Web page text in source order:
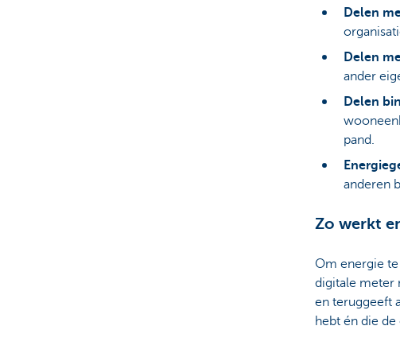
Delen
Delen
ander
Delen
pand.
anderen
Zo werkt
Om energie
digitale meter
en teruggeeft
hebt én die